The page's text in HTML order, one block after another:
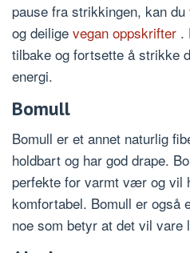
pause fra strikkingen, kan
og deilige vegan oppskrifter .
tilbake og fortsette å strikke
energi.
Bomull
Bomull er et annet naturlig
holdbart og har god drape.
perfekte for varmt vær og vil
komfortabel. Bomull er også
noe som betyr at det vil vare